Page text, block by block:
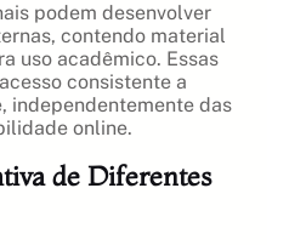
podem desenvolver
contendo material
uso acadêmico. Essas
consistente a
independentemente das
online.
de Diferentes